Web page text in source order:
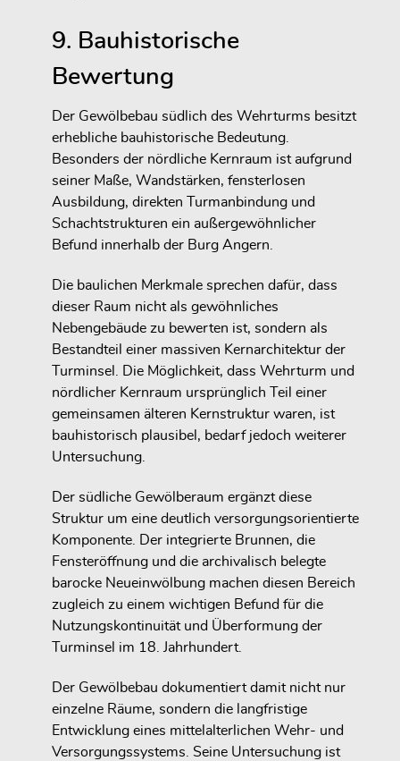
9. Bauhistorische
Bewertung
Der Gewölbebau südlich des Wehrturms besitzt
erhebliche bauhistorische Bedeutung.
Besonders der nördliche Kernraum ist aufgrund
seiner Maße, Wandstärken, fensterlosen
Ausbildung, direkten Turmanbindung und
Schachtstrukturen ein außergewöhnlicher
Befund innerhalb der Burg Angern.
Die baulichen Merkmale sprechen dafür, dass
dieser Raum nicht als gewöhnliches
Nebengebäude zu bewerten ist, sondern als
Bestandteil einer massiven Kernarchitektur der
Turminsel. Die Möglichkeit, dass Wehrturm und
nördlicher Kernraum ursprünglich Teil einer
gemeinsamen älteren Kernstruktur waren, ist
bauhistorisch plausibel, bedarf jedoch weiterer
Untersuchung.
Der südliche Gewölberaum ergänzt diese
Struktur um eine deutlich versorgungsorientierte
Komponente. Der integrierte Brunnen, die
Fensteröffnung und die archivalisch belegte
barocke Neueinwölbung machen diesen Bereich
zugleich zu einem wichtigen Befund für die
Nutzungskontinuität und Überformung der
Turminsel im 18. Jahrhundert.
Der Gewölbebau dokumentiert damit nicht nur
einzelne Räume, sondern die langfristige
Entwicklung eines mittelalterlichen Wehr- und
Versorgungssystems. Seine Untersuchung ist